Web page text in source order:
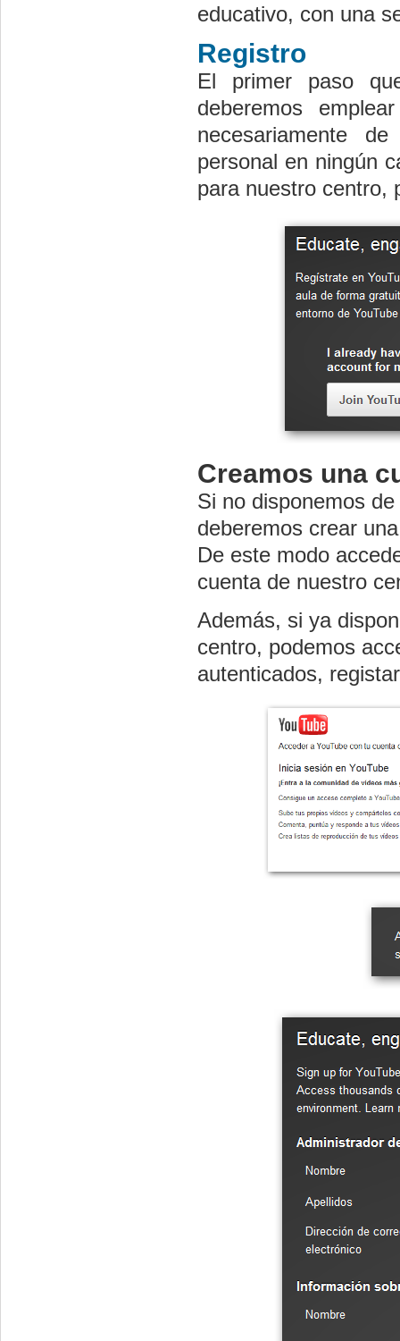
educativo, con una
Registro
El primer paso
deberemos
necesariamente
personal en ningún
para nuestro centro,
Creamos una
Si no disponemos
deberemos crear
De este modo
cuenta de nuestro
Además, si ya
centro, podemos
autenticados,